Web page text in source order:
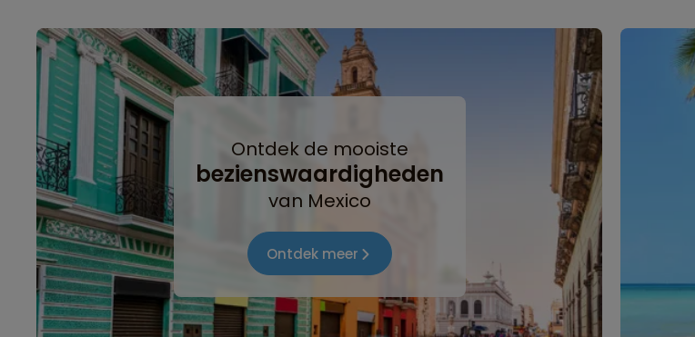
Ontdek de mooiste
bezienswaardigheden
van Mexico
Ontdek meer